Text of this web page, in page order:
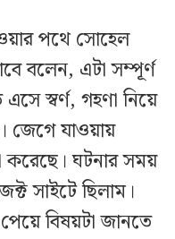
পথে সোহেল
বলেন, এটা সম্পূর্ণ
স্বর্ণ, গহণা নিয়ে
জেগে যাওয়ায়
করেছে। ঘটনার সময়
সাইটে ছিলাম।
বিষয়টা জানতে